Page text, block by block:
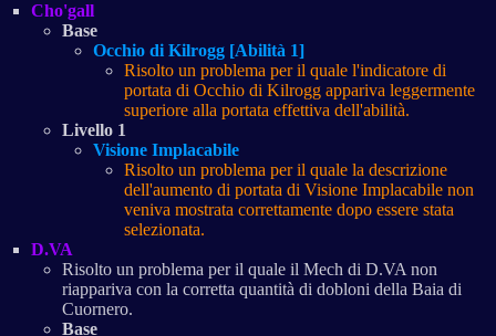
Cho'gall
Base
Occhio di Kilrogg [Abilità 1]
Risolto un problema per il quale l'indicatore di
portata di Occhio di Kilrogg appariva leggermente
superiore alla portata effettiva dell'abilità.
Livello 1
Visione Implacabile
Risolto un problema per il quale la descrizione
dell'aumento di portata di Visione Implacabile non
veniva mostrata correttamente dopo essere stata
selezionata.
D.VA
Risolto un problema per il quale il Mech di D.VA non
riappariva con la corretta quantità di dobloni della Baia di
Cuornero.
Base